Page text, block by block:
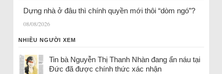
Dựng nhà ở đâu thì chính quyền mới thôi “dòm ngó”?
08/08/2026
NHIỀU NGƯỜI XEM
Tin bà Nguyễn Thị Thanh Nhàn đang ẩn náu tại
Đức đã được chính thức xác nhận